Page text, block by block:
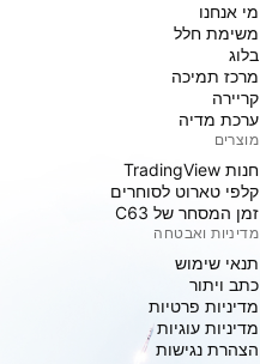
מי אנחנו
משימת חלל
בלוג
מרכז תמיכה
קריירה
ערכת מדיה
מוצרים
חנות TradingView
קלפי טארוט לסוחרים
זמן המסחר של C63
מדיניות ואבטחה
תנאי שימוש
כתב ויתור
מדיניות פרטיות
מדיניות עוגיות
הצהרת נגישות